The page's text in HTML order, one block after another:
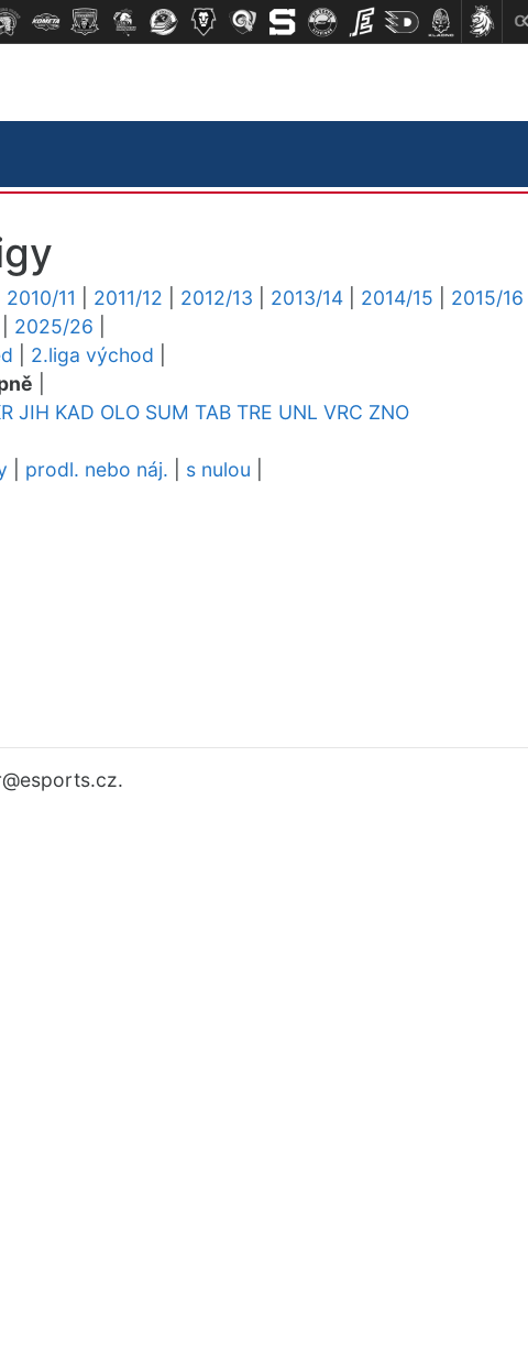
2010/11 2011/12 2012/13 2013/14 2014/15 2015/16
2025/26
2.liga východ
JIH KAD OLO SUM TAB TRE UNL VRC ZNO
prodl. nebo náj. s nulou
@esports.cz.